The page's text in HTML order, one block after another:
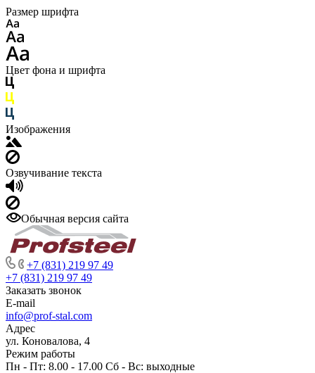
Размер шрифта
Цвет фона и шрифта
Изображения
Озвучивание текста
Обычная версия сайта
+7 (831) 219 97 49
+7 (831) 219 97 49
Заказать звонок
E-mail
info@prof-stal.com
Адрес
ул. Коновалова, 4
Режим работы
Пн - Пт: 8.00 - 17.00 Сб - Вс: выходные